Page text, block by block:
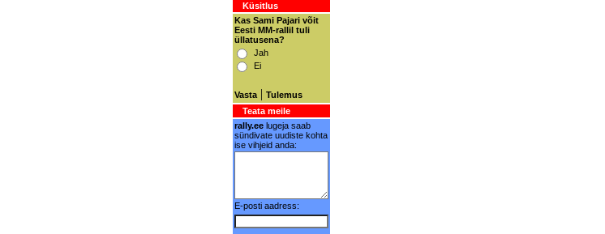
Küsitlus
Kas Sami Pajari võit
Eesti MM-rallil tuli
üllatusena?
Jah
Ei
Vasta | Tulemus
Teata meile
rally.ee lugeja saab
sündivate uudiste kohta
ise vihjeid anda:
E-posti aadress: